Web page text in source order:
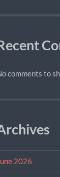
comments to
2026